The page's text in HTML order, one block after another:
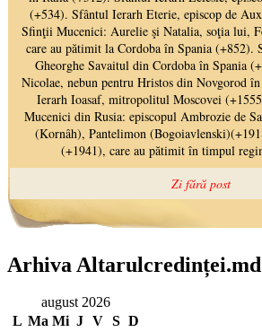
Arhiva Altarulcredinței.md
august 2026
L Ma Mi J V S D